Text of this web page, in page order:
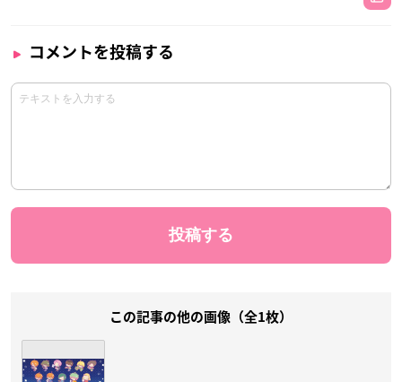
コメントを投稿する
この記事の他の画像（全1枚）